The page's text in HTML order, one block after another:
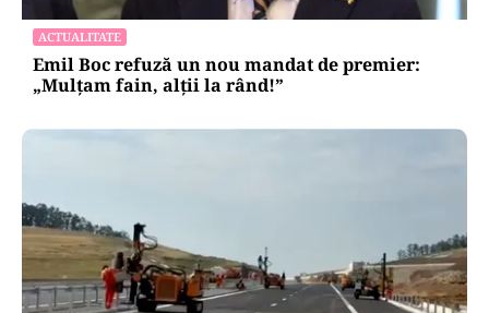
ACTUALITATE
Emil Boc refuză un nou mandat de premier:
„Mulțam fain, alții la rând!”